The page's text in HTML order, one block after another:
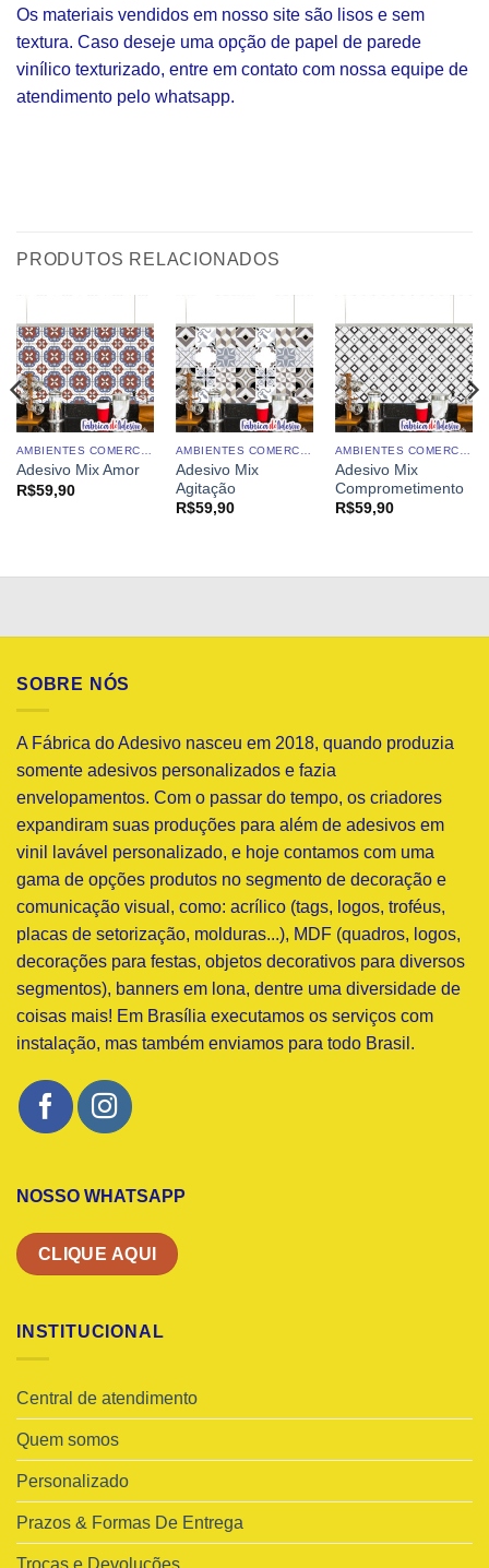
Os materiais vendidos em nosso site são lisos e sem
textura. Caso deseje uma opção de papel de parede
vinílico texturizado, entre em contato com nossa equipe de
atendimento pelo whatsapp.
PRODUTOS RELACIONADOS
Adesivo Mix Amor
R$59,90
Adesivo Mix
Agitação
R$59,90
Adesivo Mix
Comprometimento
R$59,90
SOBRE NÓS
A Fábrica do Adesivo nasceu em 2018, quando produzia
somente adesivos personalizados e fazia
envelopamentos. Com o passar do tempo, os criadores
expandiram suas produções para além de adesivos em
vinil lavável personalizado, e hoje contamos com uma
gama de opções produtos no segmento de decoração e
comunicação visual, como: acrílico (tags, logos, troféus,
placas de setorização, molduras...), MDF (quadros, logos,
decorações para festas, objetos decorativos para diversos
segmentos), banners em lona, dentre uma diversidade de
coisas mais! Em Brasília executamos os serviços com
instalação, mas também enviamos para todo Brasil.
NOSSO WHATSAPP
CLIQUE AQUI
INSTITUCIONAL
Central de atendimento
Quem somos
Personalizado
Prazos & Formas De Entrega
Trocas e Devoluções